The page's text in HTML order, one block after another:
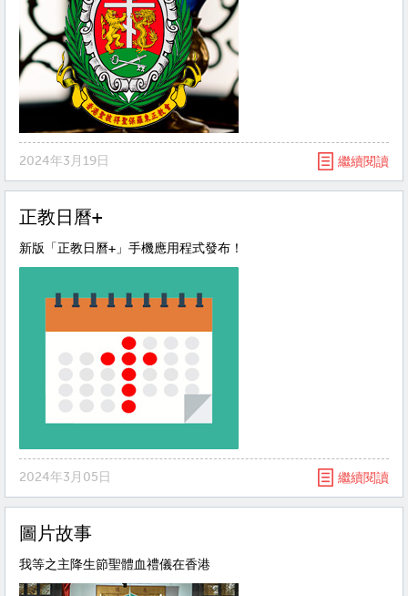
2024年3月19日 繼續閱讀
正教日曆+
新版「正教日曆+」手機應用程式發布！
2024年3月05日 繼續閱讀
圖片故事
我等之主降生節聖體血禮儀在香港